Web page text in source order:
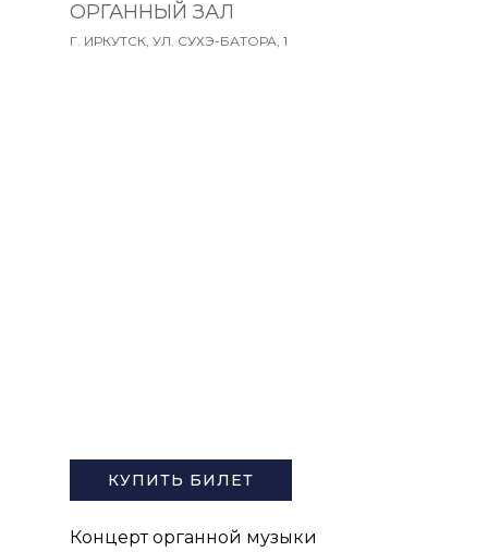
ОРГАННЫЙ ЗАЛ
Г. ИРКУТСК, УЛ. СУХЭ-БАТОРА, 1
КУПИТЬ БИЛЕТ
Концерт органной музыки